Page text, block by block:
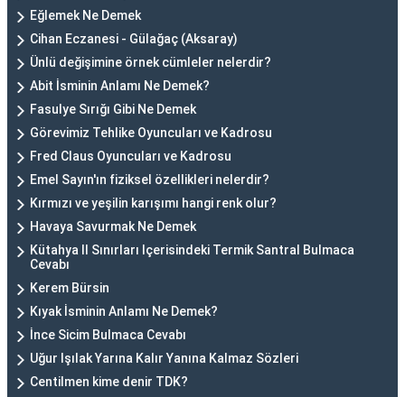
Eğlemek Ne Demek
Cihan Eczanesi - Gülağaç (Aksaray)
Ünlü değişimine örnek cümleler nelerdir?
Abit İsminin Anlamı Ne Demek?
Fasulye Sırığı Gibi Ne Demek
Görevimiz Tehlike Oyuncuları ve Kadrosu
Fred Claus Oyuncuları ve Kadrosu
Emel Sayın'ın fiziksel özellikleri nelerdir?
Kırmızı ve yeşilin karışımı hangi renk olur?
Havaya Savurmak Ne Demek
Kütahya Il Sınırları Içerisindeki Termik Santral Bulmaca
Cevabı
Kerem Bürsin
Kıyak İsminin Anlamı Ne Demek?
İnce Sicim Bulmaca Cevabı
Uğur Işılak Yarına Kalır Yanına Kalmaz Sözleri
Centilmen kime denir TDK?